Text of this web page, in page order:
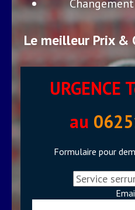
Le meilleur Prix &
URGENCE
au
Formulaire pour